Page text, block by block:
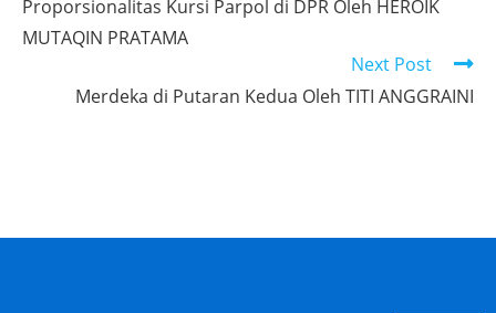
Proporsionalitas Kursi Parpol di DPR Oleh HEROIK
MUTAQIN PRATAMA
Next Post
Merdeka di Putaran Kedua Oleh TITI ANGGRAINI